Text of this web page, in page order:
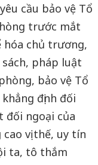
cầu bảo vệ Tổ
trước mắt
hóa chủ trương,
pháp luật
bảo vệ Tổ
định đối
đối ngoại của
vị thế, uy tín
ta, tô thắm